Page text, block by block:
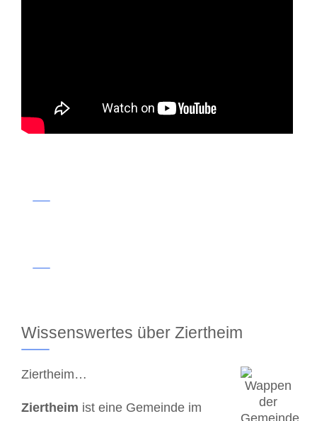
Wissenswertes über Ziertheim
Ziertheim…
Ziertheim ist eine Gemeinde im